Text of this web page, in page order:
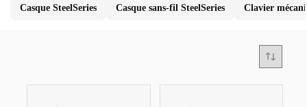
Casque SteelSeries Casque sans-fil SteelSeries Clavier